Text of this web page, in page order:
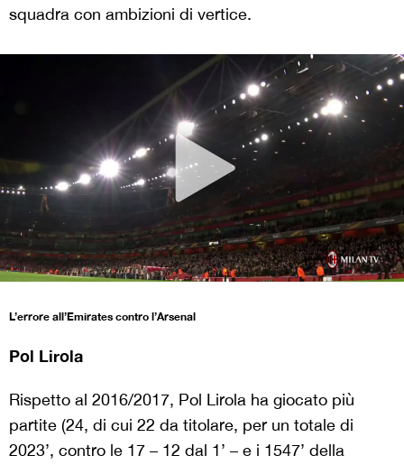
squadra con ambizioni di vertice.
L’errore all’Emirates contro l’Arsenal
Pol Lirola
Rispetto al 2016/2017, Pol Lirola ha giocato più
partite (24, di cui 22 da titolare, per un totale di
2023’, contro le 17 – 12 dal 1’ – e i 1547’ della